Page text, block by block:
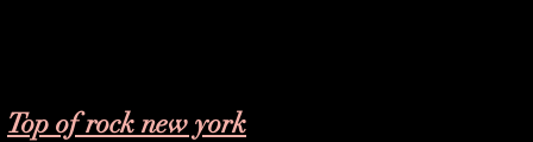
Top of rock new york